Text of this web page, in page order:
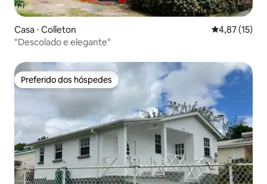
Casa ⋅ Colleton 4,87 de uma
4,87 (15)
"Descolado e elegante"
Preferido dos hóspedes
Preferido dos hóspedes